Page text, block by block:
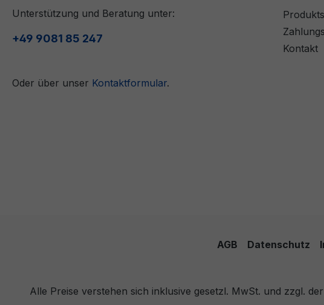
Unterstützung und Beratung unter:
+49 9081 85 247
Oder über unser Kontaktformular.
Kontakt
AGB Datenschutz
Alle Preise verstehen sich inklusive gesetzl. MwSt. und zzgl.